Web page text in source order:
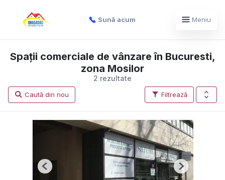
Sună acum Meniu
2 rezultate
Spații comerciale de vânzare în Bucuresti,
zona Mosilor
Filtrează
Caută din nou
Previous Next